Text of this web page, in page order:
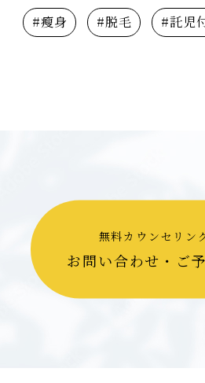
#瘦身 #脱毛 #託児
無料カウンセリン
お問い合わせ・ご